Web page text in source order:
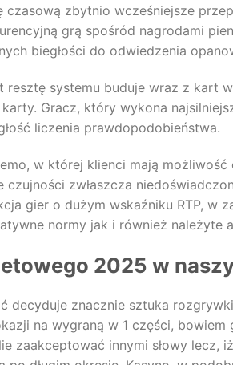
zbytnio wcześniejsze
grą spośród nagrodami
biegłości do odwiedzenia
systemu buduje wraz z kart
karty. Gracz, który wykona
liczenia prawdopodobieństwa.
w której klienci mają
zwłaszcza
gier o dużym wskaźniku RTP,
normy jak i również należyte
2025 w
decyduje znacznie sztuka
na wygraną w 1 części,
zaakceptować innymi słowy